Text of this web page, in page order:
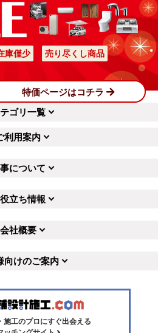
カーボネート板屋根で
もなくいかにも折板屋
根って感じでもない屋
根でとても気に入って
います。ありがとうご
ざいました！
績をもっと見る
庫僅少 売り尽くし商品
特価ページはコチラ
ゴリ一覧
利用案内
について
立ち情報
会社概要
向けのご案内
施工のプロにすぐ出会える